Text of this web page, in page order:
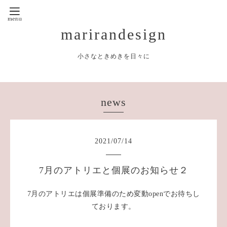
marirandesign
小さなときめきを日々に
news
2021/07/14
7月のアトリエと個展のお知らせ２
7月のアトリエは個展準備のため変動openでお待ちし
ております。